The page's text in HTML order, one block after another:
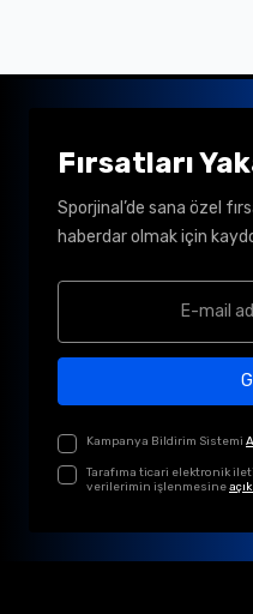
Fırsatları
Sporjinal’de sana özel
haberdar olmak için
Kampanya Bildirim Sistemi
Tarafıma ticari elektronik
verilerimin işlenmesine